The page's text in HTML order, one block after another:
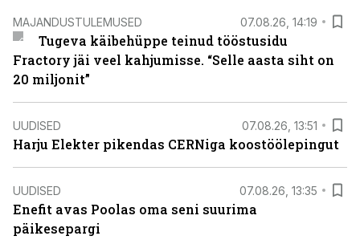
MAJANDUSTULEMUSED 07.08.26, 14:19
Tugeva käibehüppe teinud tööstusidu
Fractory jäi veel kahjumisse. “Selle aasta siht on
20 miljonit”
UUDISED 07.08.26, 13:51
Harju Elekter pikendas CERNiga koostöölepingut
UUDISED 07.08.26, 13:35
Enefit avas Poolas oma seni suurima
päikesepargi